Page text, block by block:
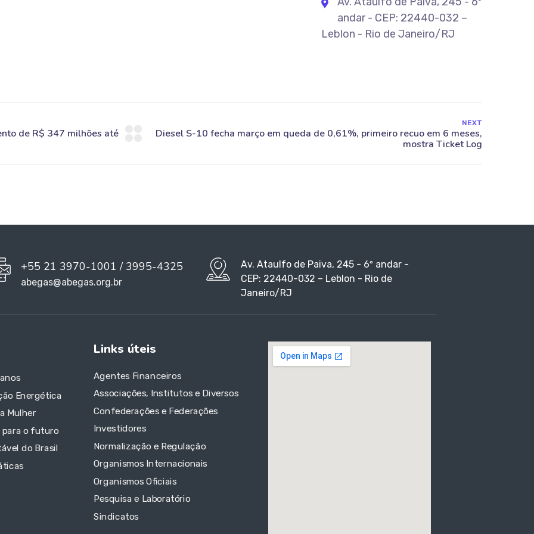
andar - CEP: 22440-032 –
Leblon - Rio de Janeiro/RJ
NEXT
+55 21 3970-1001 / 3995-4325
abegas@abegas.org.br
Av. Ataulfo de Paiva, 245 - 6º andar -
CEP: 22440-032 – Leblon - Rio de
Janeiro/RJ
Energética
Mulher
para o futuro
do Brasil
Links úteis
Agentes Financeiros
Associações, Institutos e Diversos
Confederações e Federações
Investidores
Normalização e Regulação
Organismos Internacionais
Organismos Oficiais
Pesquisa e Laboratório
Sindicatos